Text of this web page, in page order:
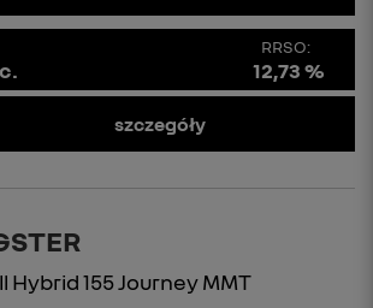
RRSO:
12,73 %
szczegóły
Hybrid 155 Journey MMT